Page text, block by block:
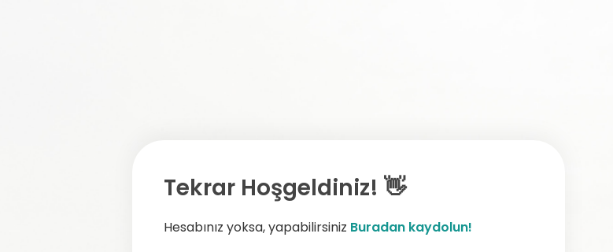
Tekrar Hoşgeldiniz! 👋
Hesabınız yoksa, yapabilirsiniz Buradan kaydolun!